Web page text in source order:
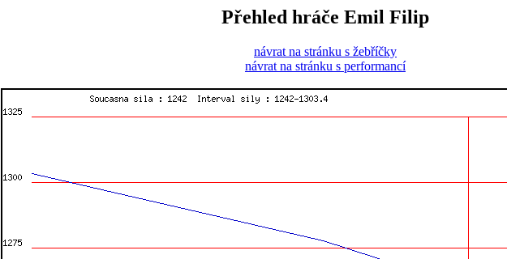
Přehled hráče Emil Filip
návrat na stránku s žebříčky
návrat na stránku s performancí